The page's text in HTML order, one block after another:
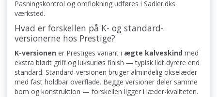
Pasningskontrol og omflokning udføres i Sadler.dks
værksted.
Hvad er forskellen på K- og standard-
versionerne hos Prestige?
K-versionen er Prestiges variant i ægte kalveskind med
ekstra blødt griff og luksuriøs finish — typisk lidt dyrere end
standard. Standard-versionen bruger almindelig okselæder
med fast holdbar overflade. Begge versioner deler samme
bom og konstruktion — forskellen ligger i læder-kvaliteten.